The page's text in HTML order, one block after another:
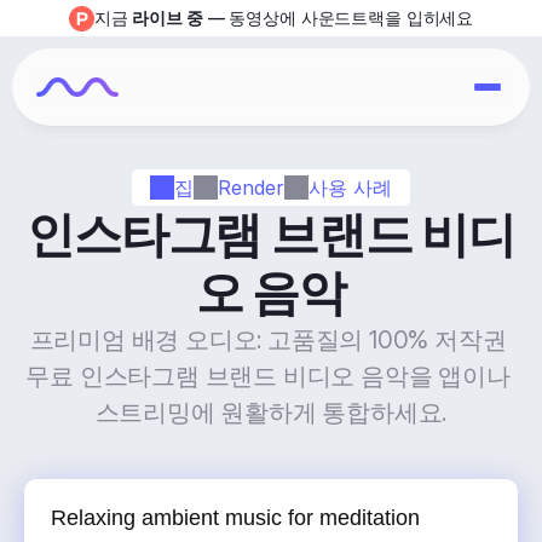
집 Render 사용 사례
인스타그램 브랜드 비디
오 음악
프리미엄 배경 오디오: 고품질의 100% 저작권
무료 인스타그램 브랜드 비디오 음악을 앱이나
스트리밍에 원활하게 통합하세요.
지금 라이브 중 — 동영상에 사운드트랙을 입히세요